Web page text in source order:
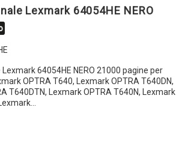
Lexmark 64054HE NERO
64054HE NERO 21000 pagine per
OPTRA T640, Lexmark OPTRA T640DN,
T640DTN, Lexmark OPTRA T640N, Lexmark